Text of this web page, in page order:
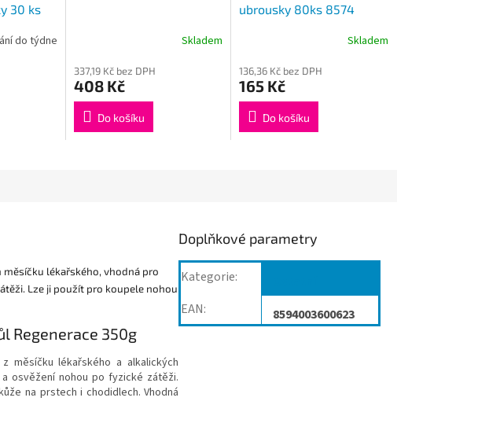
30 ks
do týdne
produktu
je
4,4
5
Skladem
337,19 Kč bez DPH
408 Kč
Do košíku
ubrousky 80ks 8574
Skladem
136,36 Kč bez DPH
165 Kč
Do košíku
měsíčku lékařského, vhodná pro
Lze ji použít pro koupele nohou
Regenerace 350g
měsíčku lékařského a alkalických
osvěžení nohou po fyzické zátěži.
na prstech i chodidlech. Vhodná
Doplňkové parametry
Kategorie:
EAN: 8594003600623